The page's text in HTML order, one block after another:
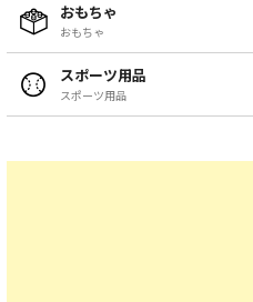
おもちゃ
おもちゃ
スポーツ用品
スポーツ用品